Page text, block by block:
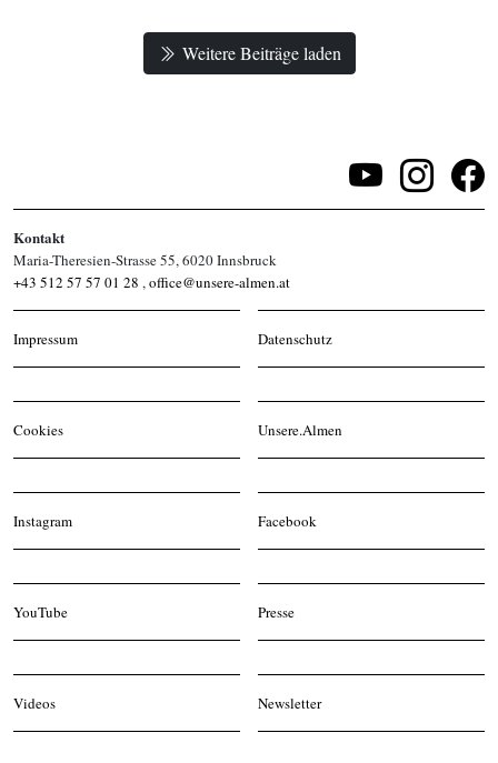
Weitere Beiträge laden
Kontakt
Maria-Theresien-Strasse 55, 6020 Innsbruck
+43 512 57 57 01 28 ,office@unsere-almen.at
Impressum Datenschutz
Cookies Unsere.Almen
Instagram Facebook
YouTube Presse
Videos Newsletter